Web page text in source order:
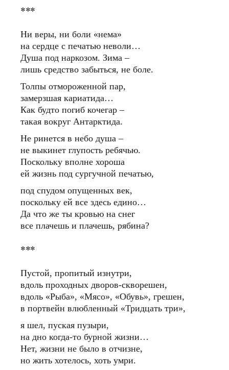
***
Ни веры, ни боли «нема»
на сердце с печатью неволи…
Душа под наркозом. Зима –
лишь средство забыться, не боле.
Толпы отмороженной пар,
замерзшая кариатида…
Как будто погиб кочегар –
такая вокруг Антарктида.
Не ринется в небо душа –
не выкинет глупость ребячью.
Поскольку вполне хороша
ей жизнь под сургучной печатью,
под спудом опущенных век,
поскольку ей все здесь едино…
Да что же ты кровью на снег
все плачешь и плачешь, рябина?
***
Пустой, пропитый изнутри,
вдоль проходных дворов-скворешен,
вдоль «Рыба», «Мясо», «Обувь», грешен,
в портвейн влюбленный «Тридцать три»,
я шел, пуская пузыри,
на дно когда-то бурной жизни…
Нет, жизни не было в отчизне,
но жить хотелось, хоть умри.